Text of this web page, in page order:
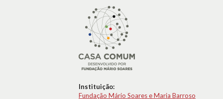
Instituição:
Fundação Mário Soares e Maria Barroso